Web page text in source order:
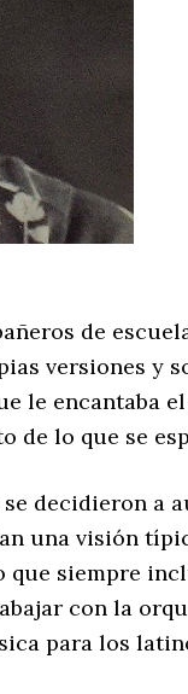
de
versiones y
le encantaba
de lo que se
decidieron a
una visión
siempre
con la
para los